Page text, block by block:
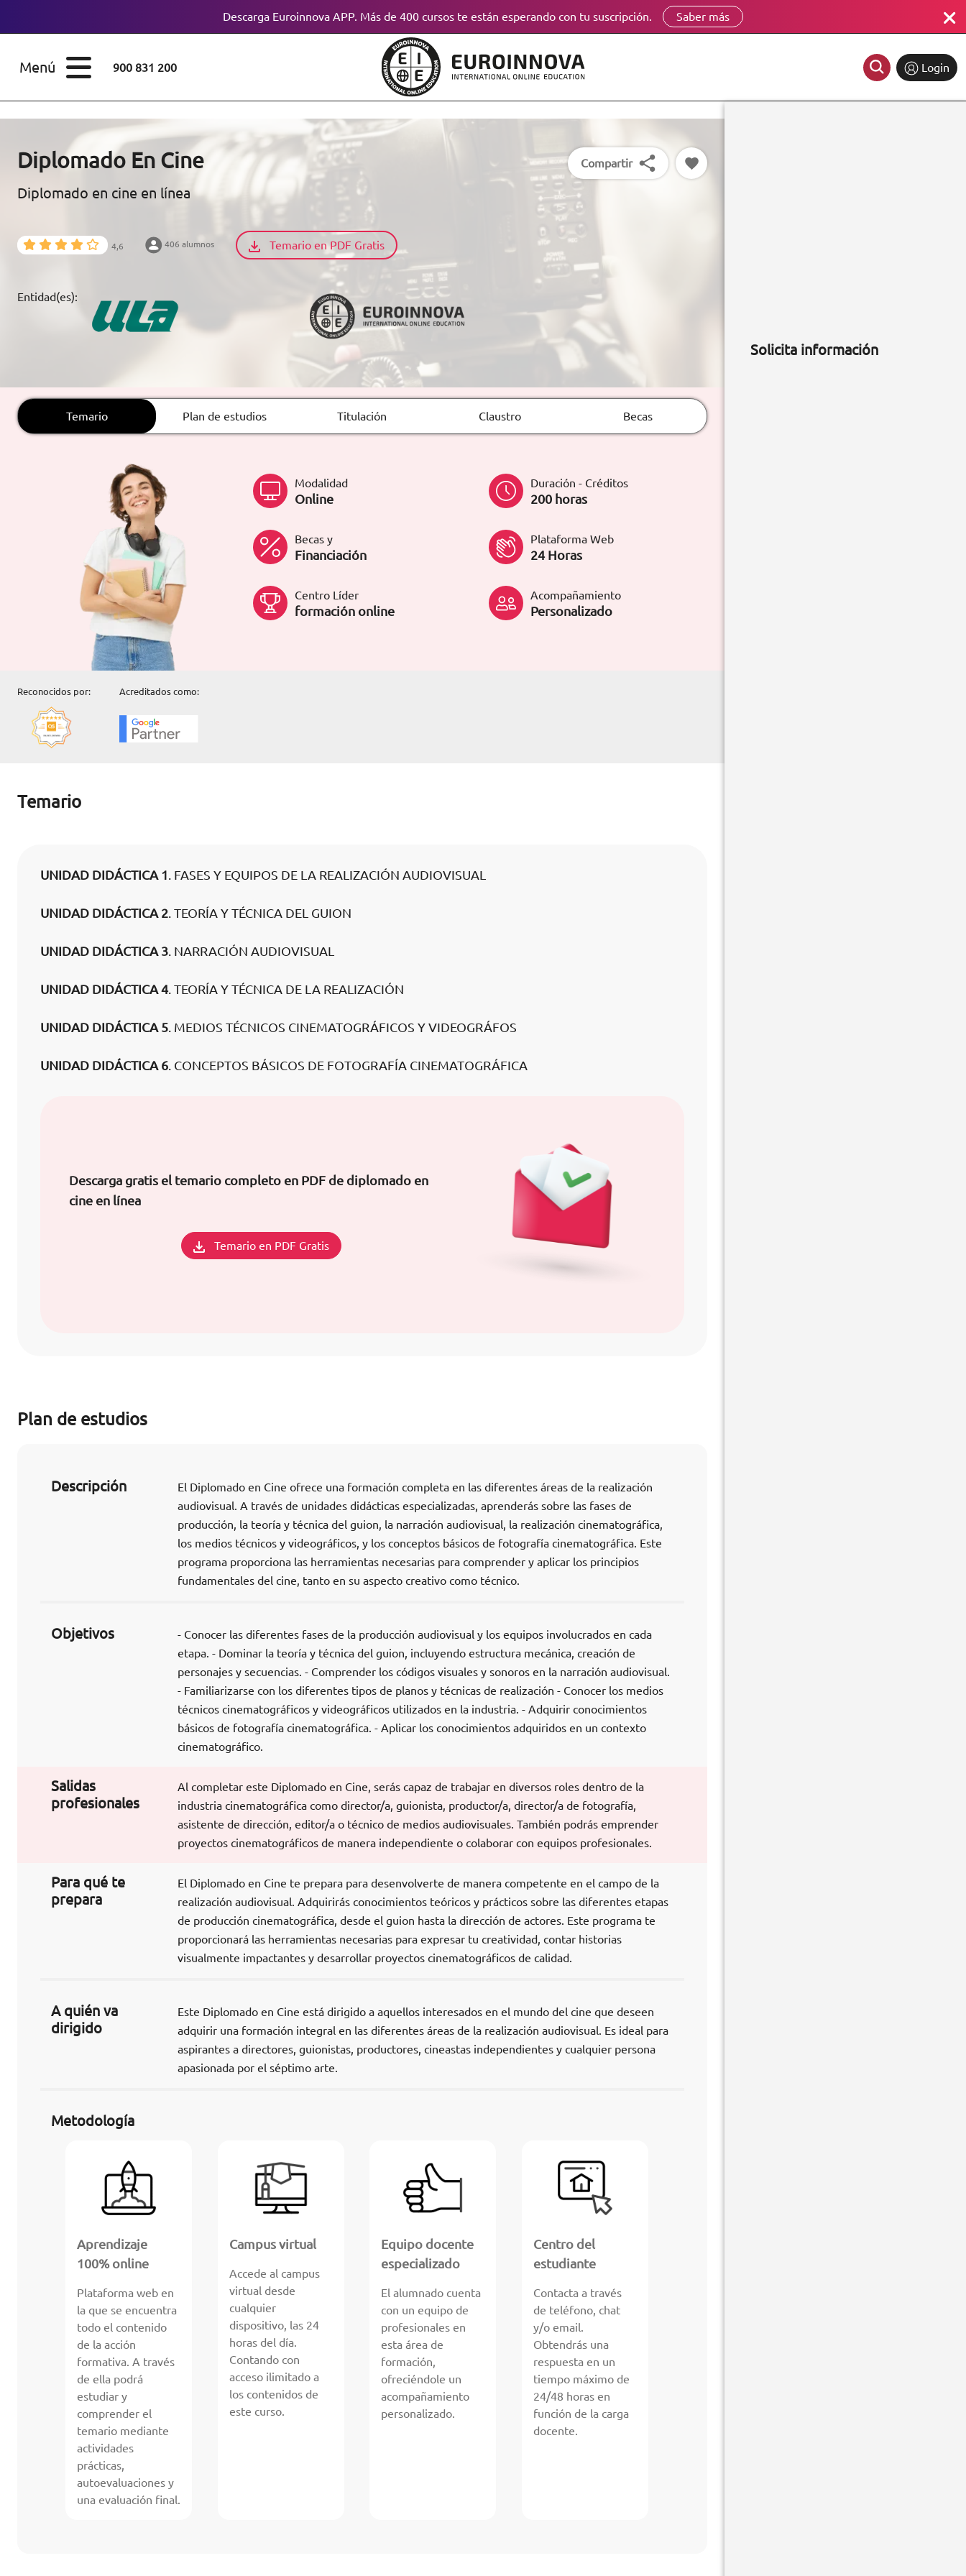
Descarga Euroinnova APP. Más de 400 cursos te están esperando con tu suscripción. Saber más
Menú 900 831 200 Login
FINANCIACIÓN
EDUCATIVOS
ORIENTACIÓN
LABORAL
(gratuito en
formacion@euroinnova.com
TRABAJA CON NOSOTROS
ESTUDIOS
Doctorados
Certificados de
Diplomado En Cine
Diplomado en cine en línea
4,6 406 alumnos Temario en PDF Gratis
Entidad(es):
Compartir
Temario Plan de estudios Titulación Claustro Becas
Modalidad
Online
Duración - Créditos
200 horas
Becas y
Financiación
Plataforma Web
24 Horas
Centro Líder
formación online
Acompañamiento
Personalizado
Reconocidos por: Acreditados como:
Temario
UNIDAD DIDÁCTICA 1. FASES Y EQUIPOS DE LA REALIZACIÓN AUDIOVISUAL
UNIDAD DIDÁCTICA 2. TEORÍA Y TÉCNICA DEL GUION
UNIDAD DIDÁCTICA 3. NARRACIÓN AUDIOVISUAL
UNIDAD DIDÁCTICA 4. TEORÍA Y TÉCNICA DE LA REALIZACIÓN
UNIDAD DIDÁCTICA 5. MEDIOS TÉCNICOS CINEMATOGRÁFICOS Y VIDEOGRÁFOS
UNIDAD DIDÁCTICA 6. CONCEPTOS BÁSICOS DE FOTOGRAFÍA CINEMATOGRÁFICA
Descarga gratis el temario completo en PDF de diplomado en
cine en línea
Temario en PDF Gratis
Plan de estudios
Descripción
El Diplomado en Cine ofrece una formación completa en las diferentes áreas de la realización
audiovisual. A través de unidades didácticas especializadas, aprenderás sobre las fases de
producción, la teoría y técnica del guion, la narración audiovisual, la realización cinematográfica,
los medios técnicos y videográficos, y los conceptos básicos de fotografía cinematográfica. Este
programa proporciona las herramientas necesarias para comprender y aplicar los principios
fundamentales del cine, tanto en su aspecto creativo como técnico.
Objetivos
- Conocer las diferentes fases de la producción audiovisual y los equipos involucrados en cada
etapa. - Dominar la teoría y técnica del guion, incluyendo estructura mecánica, creación de
personajes y secuencias. - Comprender los códigos visuales y sonoros en la narración audiovisual.
- Familiarizarse con los diferentes tipos de planos y técnicas de realización - Conocer los medios
técnicos cinematográficos y videográficos utilizados en la industria. - Adquirir conocimientos
básicos de fotografía cinematográfica. - Aplicar los conocimientos adquiridos en un contexto
cinematográfico.
Salidas
profesionales
Al completar este Diplomado en Cine, serás capaz de trabajar en diversos roles dentro de la
industria cinematográfica como director/a, guionista, productor/a, director/a de fotografía,
asistente de dirección, editor/a o técnico de medios audiovisuales. También podrás emprender
proyectos cinematográficos de manera independiente o colaborar con equipos profesionales.
Para qué te
prepara
El Diplomado en Cine te prepara para desenvolverte de manera competente en el campo de la
realización audiovisual. Adquirirás conocimientos teóricos y prácticos sobre las diferentes etapas
de producción cinematográfica, desde el guion hasta la dirección de actores. Este programa te
proporcionará las herramientas necesarias para expresar tu creatividad, contar historias
visualmente impactantes y desarrollar proyectos cinematográficos de calidad.
A quién va
dirigido
Este Diplomado en Cine está dirigido a aquellos interesados en el mundo del cine que deseen
adquirir una formación integral en las diferentes áreas de la realización audiovisual. Es ideal para
aspirantes a directores, guionistas, productores, cineastas independientes y cualquier persona
apasionada por el séptimo arte.
Metodología
Aprendizaje
100% online
Plataforma web en
la que se encuentra
todo el contenido
de la acción
formativa. A través
de ella podrá
estudiar y
comprender el
temario mediante
actividades
prácticas,
autoevaluaciones y
una evaluación final.
Campus virtual
Accede al campus
virtual desde
cualquier
dispositivo, las 24
horas del día.
Contando con
acceso ilimitado a
los contenidos de
este curso.
Equipo docente
especializado
El alumnado cuenta
con un equipo de
profesionales en
esta área de
formación,
ofreciéndole un
acompañamiento
personalizado.
Centro del
estudiante
Contacta a través
de teléfono, chat
y/o email.
Obtendrás una
respuesta en un
tiempo máximo de
24/48 horas en
función de la carga
docente.
Solicita información